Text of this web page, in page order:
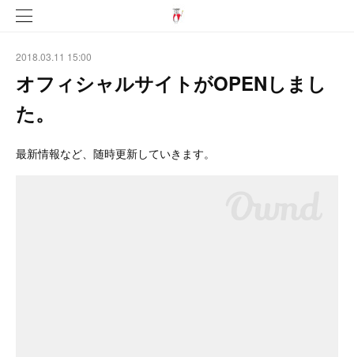
2018.03.11 15:00
オフィシャルサイトがOPENしまし
た。
最新情報など、随時更新していきます。